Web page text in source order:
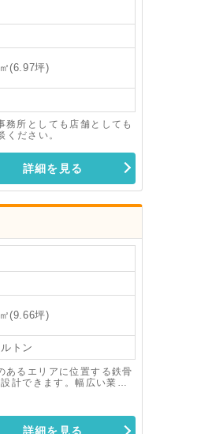
(6.97坪)
所としても店舗としても
ださい。
詳細を見る
(9.66坪)
トン
あるエリアに位置する鉄骨
計できます。幅広い業態
詳細を見る